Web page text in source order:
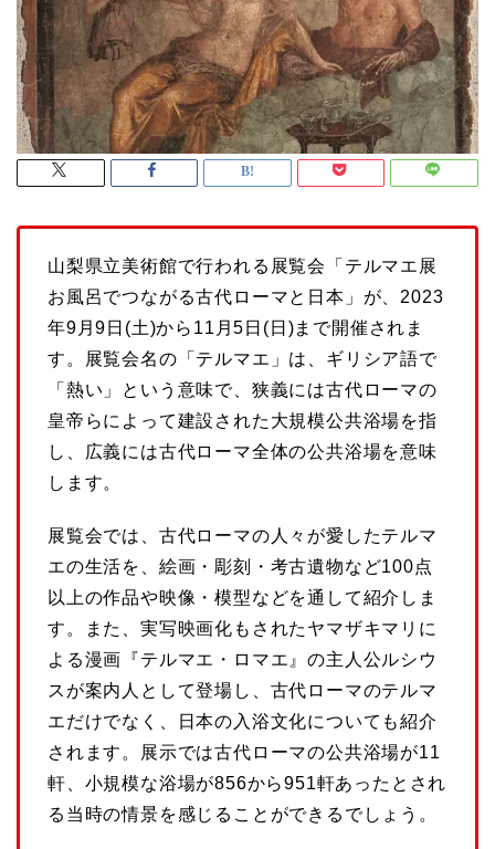
山梨県立美術館で行われる展覧会「テルマエ展
お風呂でつながる古代ローマと日本」が、2023
年9月9日(土)から11月5日(日)まで開催されま
す。展覧会名の「テルマエ」は、ギリシア語で
「熱い」という意味で、狭義には古代ローマの
皇帝らによって建設された大規模公共浴場を指
し、広義には古代ローマ全体の公共浴場を意味
します。
展覧会では、古代ローマの人々が愛したテルマ
エの生活を、絵画・彫刻・考古遺物など100点
以上の作品や映像・模型などを通して紹介しま
す。また、実写映画化もされたヤマザキマリに
よる漫画『テルマエ・ロマエ』の主人公ルシウ
スが案内人として登場し、古代ローマのテルマ
エだけでなく、日本の入浴文化についても紹介
されます。展示では古代ローマの公共浴場が11
軒、小規模な浴場が856から951軒あったとされ
る当時の情景を感じることができるでしょう。